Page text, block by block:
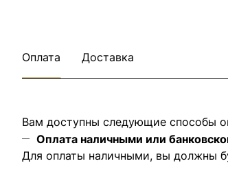
Оплата Доставка
Вам доступны следующие способы
Оплата наличными или
Для оплаты наличными, вы должны